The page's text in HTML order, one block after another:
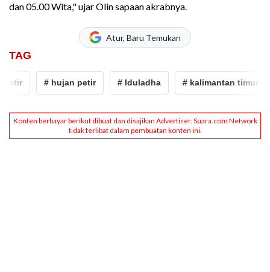
dan 05.00 Wita," ujar Olin sapaan akrabnya.
Atur, Baru Temukan
TAG
# hujan petir # Iduladha # kalimantan timur